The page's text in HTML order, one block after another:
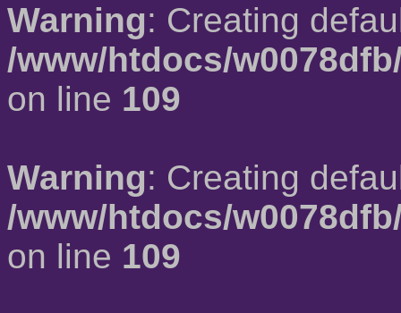
Warning: Creating
/www/htdocs/
on line 109
Warning: Creating
/www/htdocs/
on line 109